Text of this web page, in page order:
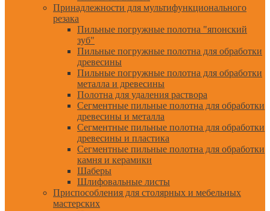
Принадлежности для мультифункционального
резака
Пильные погружные полотна "японский
зуб"
Пильные погружные полотна для обработки
древесины
Пильные погружные полотна для обработки
металла и древесины
Полотна для удаления раствора
Сегментные пильные полотна для обработки
древесины и металла
Сегментные пильные полотна для обработки
древесины и пластика
Сегментные пильные полотна для обработки
камня и керамики
Шаберы
Шлифовальные листы
Приспособления для столярных и мебельных
мастерских